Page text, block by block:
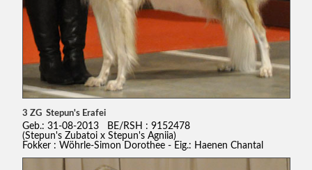
3 ZG Stepun's Erafei
Geb.: 31-08-2013 BE/RSH : 9152478
(Stepun's Zubatoi x Stepun's Agniia)
Fokker : Wöhrle-Simon Dorothee - Eig.: Haenen Chantal